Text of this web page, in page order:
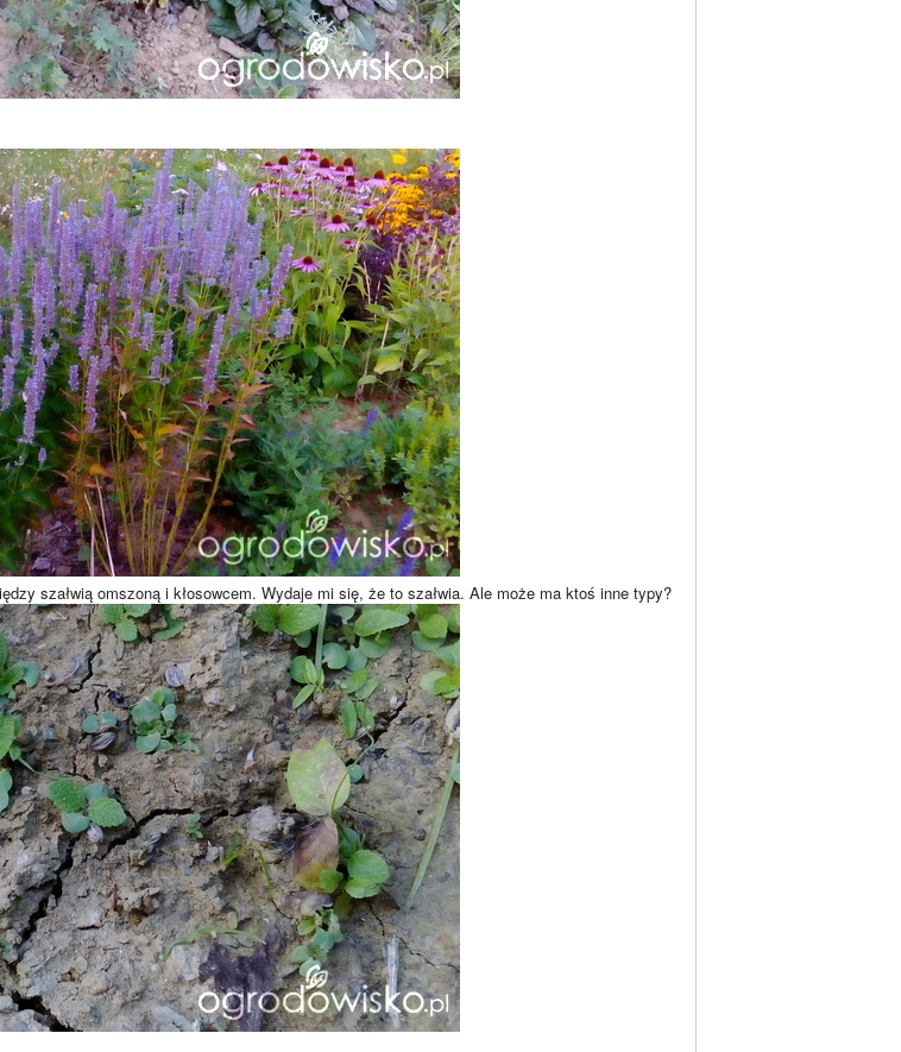
szałwią omszoną i kłosowcem. Wydaje mi się, że to szałwia. Ale może ma ktoś inne typy?